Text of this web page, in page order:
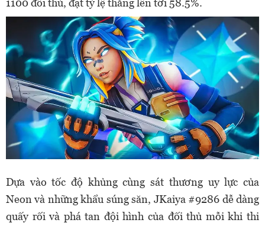
1100 đối thủ, đạt tỷ lệ thắng lên tới 58.5%.
Dựa vào tốc độ khủng cùng sát thương uy lực của
Neon và những khẩu súng săn, JKaiya #9286 dễ dàng
quấy rối và phá tan đội hình của đối thủ mỗi khi thi